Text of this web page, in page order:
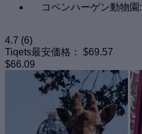
コペンハーゲン動物
4.7 (6)
Tiqets最安価格：
$69.57
$66.09